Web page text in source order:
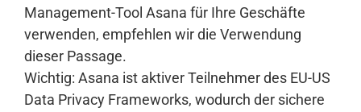
Management-Tool Asana für Ihre Geschäfte
verwenden, empfehlen wir die Verwendung
dieser Passage.
Wichtig: Asana ist aktiver Teilnehmer des EU-US
Data Privacy Frameworks, wodurch der sichere